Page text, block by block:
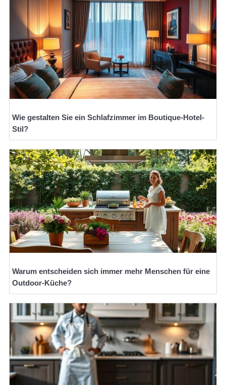
Wie gestalten Sie ein Schlafzimmer im Boutique-Hotel-
Stil?
Warum entscheiden sich immer mehr Menschen für eine
Outdoor-Küche?